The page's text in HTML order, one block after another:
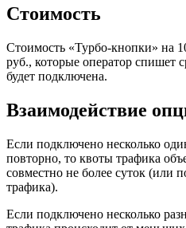
Стоимость
Стоимость «Турбо-кнопки» на
руб., которые оператор спишет
будет подключена.
Взаимодействие
Если подключено несколько
повторно, то квоты трафика
совместно не более суток (или
трафика).
Если подключено несколько